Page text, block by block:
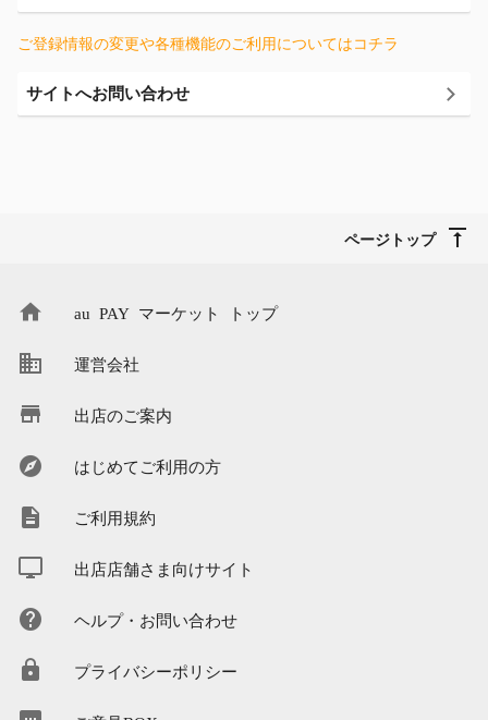
ご登録情報の変更や各種機能のご利用についてはコチラ
サイトへお問い合わせ
ページトップ
au PAY マーケット トップ
運営会社
出店のご案内
はじめてご利用の方
ご利用規約
出店店舗さま向けサイト
ヘルプ・お問い合わせ
プライバシーポリシー